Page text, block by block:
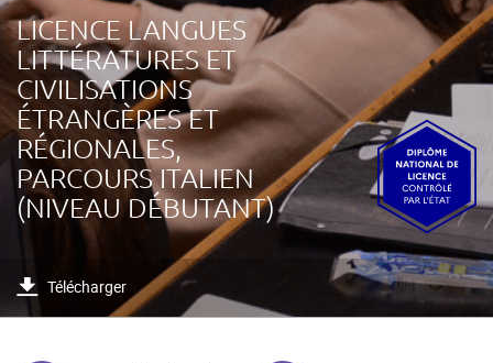
LICENCE LANGUES
LITTÉRATURES ET
CIVILISATIONS
ÉTRANGÈRES ET
RÉGIONALES,
PARCOURS ITALIEN
(NIVEAU DÉBUTANT)
Télécharger